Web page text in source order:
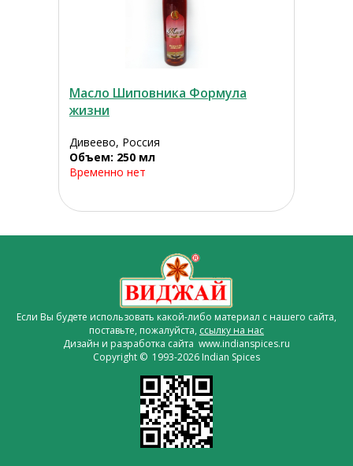
Масло Шиповника Формула
жизни
Дивеево, Россия
Объем: 250 мл
Временно нет
Если Вы будете использовать какой-либо материал с нашего сайта,
поставьте, пожалуйста, ссылку на нас
Дизайн и разработка сайта www.indianspices.ru
Copyright © 1993-2026 Indian Spices